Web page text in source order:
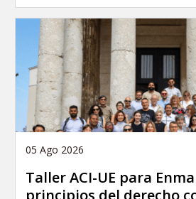
05 Ago 2026
Taller ACI-UE para
principios del derecho